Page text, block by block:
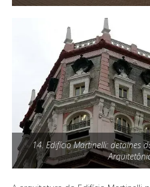
14. Edifício Martinelli: detalhes